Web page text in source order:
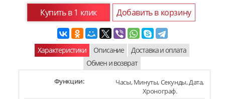
Купить в 1 клик Добавить в корзину
Характеристики Описание
Доставка и оплата
Обмен и возврат
Функции:
Часы, Минуты, Секунды, Дата,
Хронограф.